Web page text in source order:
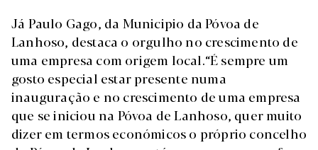
Já Paulo Gago, da Municipio da Póvoa de
Lanhoso, destaca o orgulho no crescimento de
uma empresa com origem local.“É sempre um
gosto especial estar presente numa
inauguração e no crescimento de uma empresa
que se iniciou na Póvoa de Lanhoso, quer muito
dizer em termos económicos o próprio concelho